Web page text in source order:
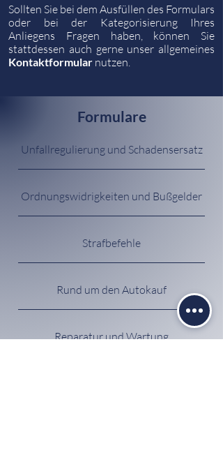
Sollten Sie bei dem Ausfüllen des Formulars
oder bei der Kategorisierung Ihres
Anliegens Fragen haben, können Sie
stattdessen auch gerne unser allgemeines
Kontaktformular nutzen.
Formulare
Unfallregulierung und Schadensersatz
Ordnungswidrigkeiten und Bußgelder
Strafbefehle
Rund um den Autokauf
Reparatur und Wartung